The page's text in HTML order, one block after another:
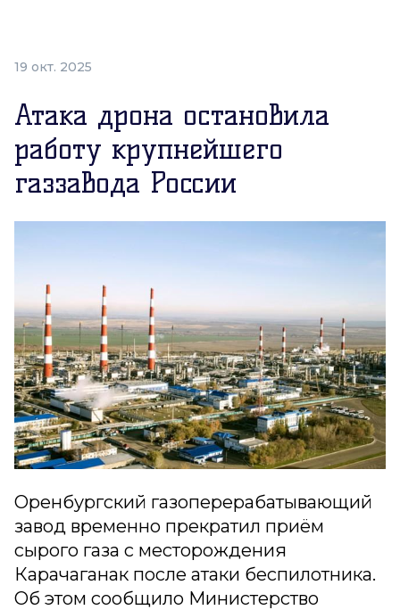
19 окт. 2025
Атака дрона остановила
работу крупнейшего
газзавода России
Оренбургский газоперерабатывающий
завод временно прекратил приём
сырого газа с месторождения
Карачаганак после атаки беспилотника.
Об этом сообщило Министерство